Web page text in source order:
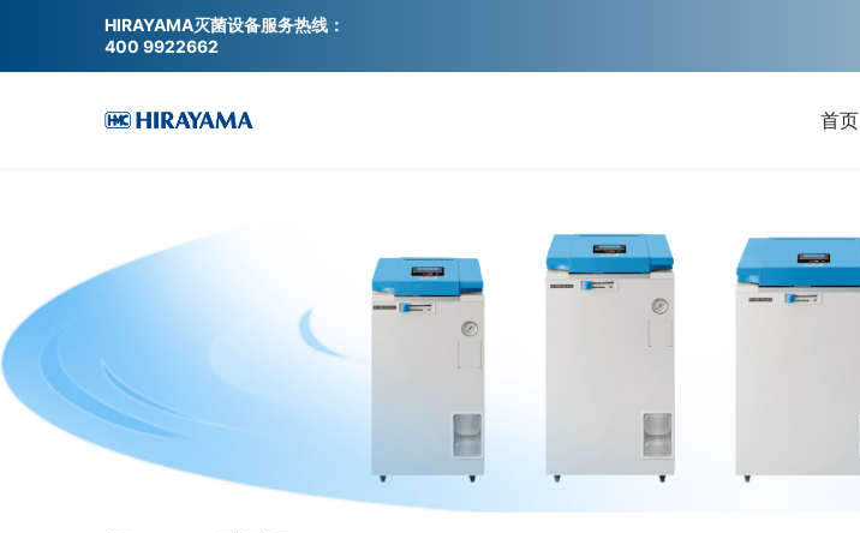
首页
HIRAYAMA灭菌设备服务热线：
400 9922662